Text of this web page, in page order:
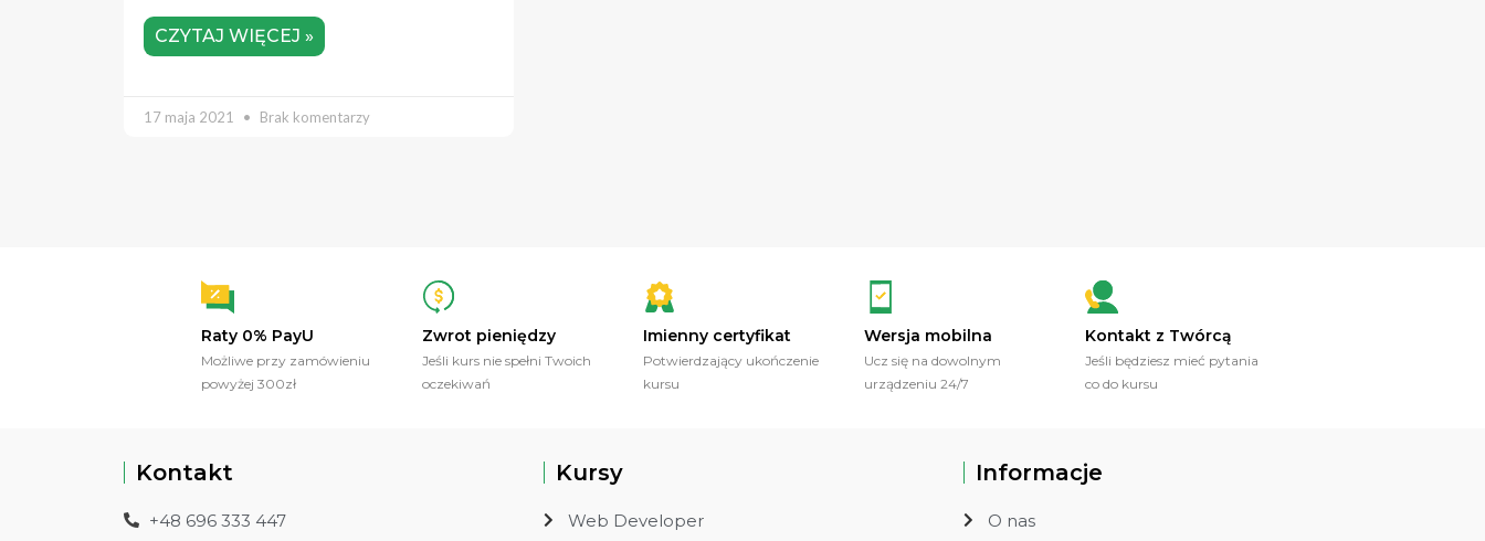
CZYTAJ WIĘCEJ »
17 maja 2021 Brak komentarzy
Raty 0% PayU
Możliwe przy zamówieniu
powyżej 300zł
Zwrot pieniędzy
Jeśli kurs nie spełni Twoich
oczekiwań
Imienny certyfikat
Potwierdzający ukończenie
kursu
Wersja mobilna
Ucz się na dowolnym
urządzeniu 24/7
Kontakt z Twórcą
Jeśli będziesz mieć pytania
co do kursu
Kontakt
+48 696 333 447
Kursy
Web Developer
Informacje
O nas